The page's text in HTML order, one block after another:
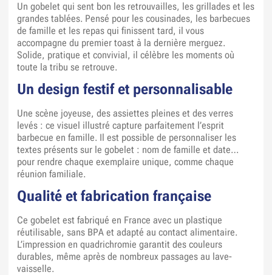
Un gobelet qui sent bon les retrouvailles, les grillades et les
grandes tablées. Pensé pour les cousinades, les barbecues
de famille et les repas qui finissent tard, il vous
accompagne du premier toast à la dernière merguez.
Solide, pratique et convivial, il célèbre les moments où
toute la tribu se retrouve.
Un design festif et personnalisable
Une scène joyeuse, des assiettes pleines et des verres
levés : ce visuel illustré capture parfaitement l’esprit
barbecue en famille. Il est possible de personnaliser les
textes présents sur le gobelet : nom de famille et date…
pour rendre chaque exemplaire unique, comme chaque
réunion familiale.
Qualité et fabrication française
Ce gobelet est fabriqué en France avec un plastique
réutilisable, sans BPA et adapté au contact alimentaire.
L’impression en quadrichromie garantit des couleurs
durables, même après de nombreux passages au lave-
vaisselle.